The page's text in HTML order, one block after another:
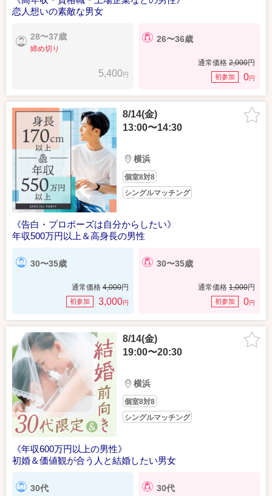
恋人想いの素敵な男女
28〜37歳
締め切り
5,400円
26〜36歳
通常価格 2,000円
初参加 0円
8/14(金)
13:00〜14:30
横浜
個室8対8
シングルマッチング
《告白・プロポーズは自分からしたい》
年収500万円以上＆高身長の男性
30〜35歳
通常価格 4,000円
初参加 3,000円
30〜35歳
通常価格 1,000円
初参加 0円
8/14(金)
19:00〜20:30
横浜
個室8対8
シングルマッチング
《年収600万円以上の男性》
初婚＆価値観が合う人と結婚したい男女
30代 30代